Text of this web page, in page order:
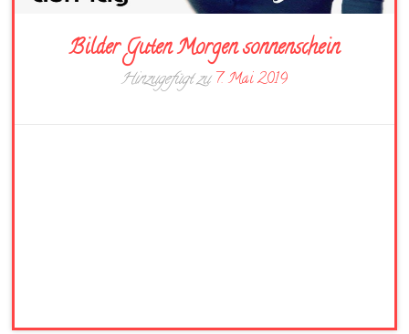
Bilder Guten Morgen sonnenschein
Hinzugefügt zu7. Mai 2019